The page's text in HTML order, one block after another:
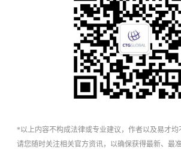
*以上内容不构成法律或专业建议，作者以及易才均
请您随时关注相关官方资讯，以确保获得最新、最